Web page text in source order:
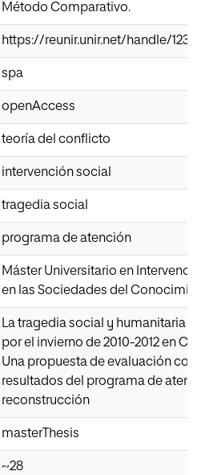
Método Comparativo.
https://reunir.unir.net/handle/
spa
openAccess
teoría del conflicto
intervención social
tragedia social
programa de atención
Máster Universitario en
en las Sociedades del
La tragedia social y humanitaria
por el invierno de 2010-2012 en
Una propuesta de evaluación
resultados del programa de
reconstrucción
masterThesis
~28